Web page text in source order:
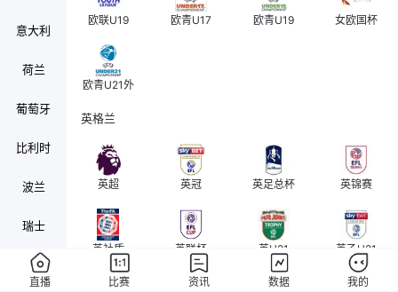
意大利
荷兰
葡萄牙
比利时
波兰
瑞士
奥地利
欧联U19 欧青U17 欧青U19 女欧国杯
欧青U21外
英格兰
英超 英冠 英足总杯 英锦赛
英社盾 英联杯 英U21 英乙U21
直播 比赛 资讯 数据 我的